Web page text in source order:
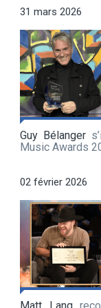
31 mars 2026
Guy Bélanger
Music Awards
02 février 2026
Matt Lang